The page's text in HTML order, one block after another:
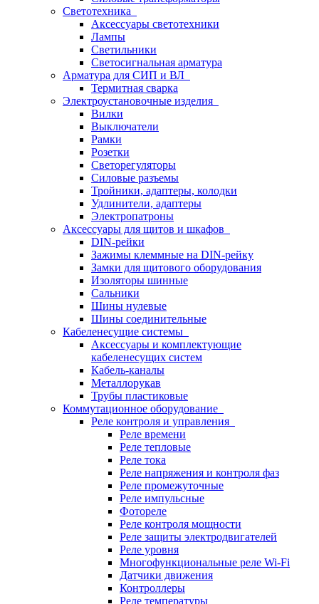
Светотехника
Аксессуары светотехники
Лампы
Светильники
Светосигнальная арматура
Арматура для СИП и ВЛ
Термитная сварка
Электроустановочные изделия
Вилки
Выключатели
Рамки
Розетки
Светорегуляторы
Силовые разъемы
Тройники, адаптеры, колодки
Удлинители, адаптеры
Электропатроны
Аксессуары для щитов и шкафов
DIN-рейки
Зажимы клеммные на DIN-рейку
Замки для щитового оборудования
Изоляторы шинные
Сальники
Шины нулевые
Шины соединительные
Кабеленесущие системы
Аксессуары и комплектующие
кабеленесущих систем
Кабель-каналы
Металлорукав
Трубы пластиковые
Коммутационное оборудование
Реле контроля и управления
Реле времени
Реле тепловые
Реле тока
Реле напряжения и контроля фаз
Реле промежуточные
Реле импульсные
Фотореле
Реле контроля мощности
Реле защиты электродвигателей
Реле уровня
Многофункциональные реле Wi-Fi
Датчики движения
Контроллеры
Реле температуры